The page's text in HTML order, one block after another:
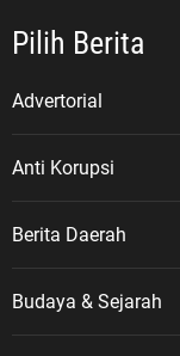
Pilih Berita
Advertorial
Anti Korupsi
Berita Daerah
Budaya & Sejarah